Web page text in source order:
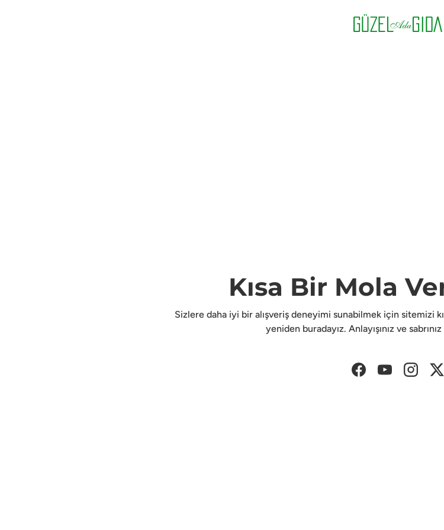
Kısa Bir Mola
Sizlere daha iyi bir alışveriş deneyimi sunabilmek için sitemizi
yeniden buradayız. Anlayışınız ve
FacebookYouTube